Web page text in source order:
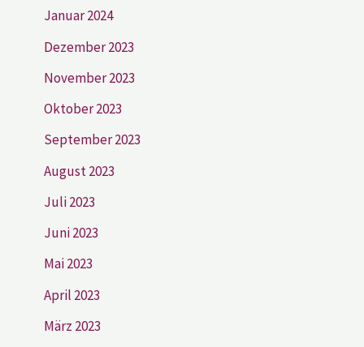
Januar 2024
Dezember 2023
November 2023
Oktober 2023
September 2023
August 2023
Juli 2023
Juni 2023
Mai 2023
April 2023
März 2023